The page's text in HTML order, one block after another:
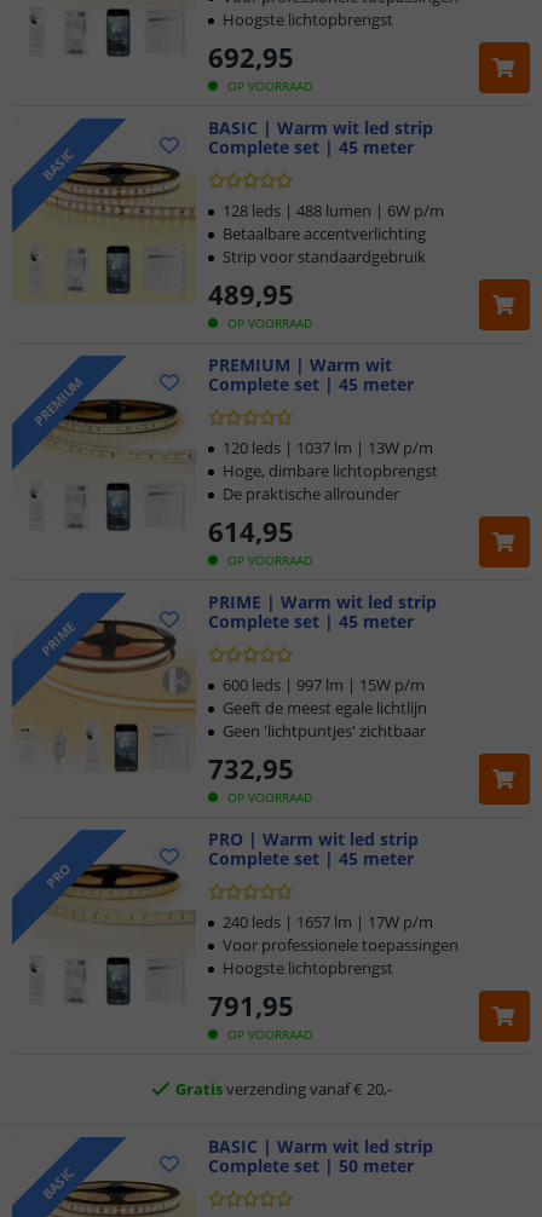
OP VOORRAAD
692,95
Hoogste lichtopbrengst
BASIC
BASIC | Warm wit led strip
Complete set | 45 meter
OP VOORRAAD
489,95
128 leds | 488 lumen | 6W p/m
Betaalbare accentverlichting
Strip voor standaardgebruik
PREMIUM
PREMIUM | Warm wit
Complete set | 45 meter
OP VOORRAAD
614,95
120 leds | 1037 lm | 13W p/m
Hoge, dimbare lichtopbrengst
De praktische allrounder
PRIME
PRIME | Warm wit led strip
Complete set | 45 meter
OP VOORRAAD
732,95
600 leds | 997 lm | 15W p/m
Geeft de meest egale lichtlijn
Geen 'lichtpuntjes' zichtbaar
PRO
PRO | Warm wit led strip
Complete set | 45 meter
OP VOORRAAD
791,95
240 leds | 1657 lm | 17W p/m
Voor professionele toepassingen
Hoogste lichtopbrengst
Klantbeoordeling 9.1
Voor 23:45 uur besteld,morgen in huis
5 jaar garantie
Gratis verzending vanaf € 20,-
Klantbeoordeling 9.1
Voor 23:45 uur besteld,morgen in huis
BASIC
BASIC | Warm wit led strip
Complete set | 50 meter